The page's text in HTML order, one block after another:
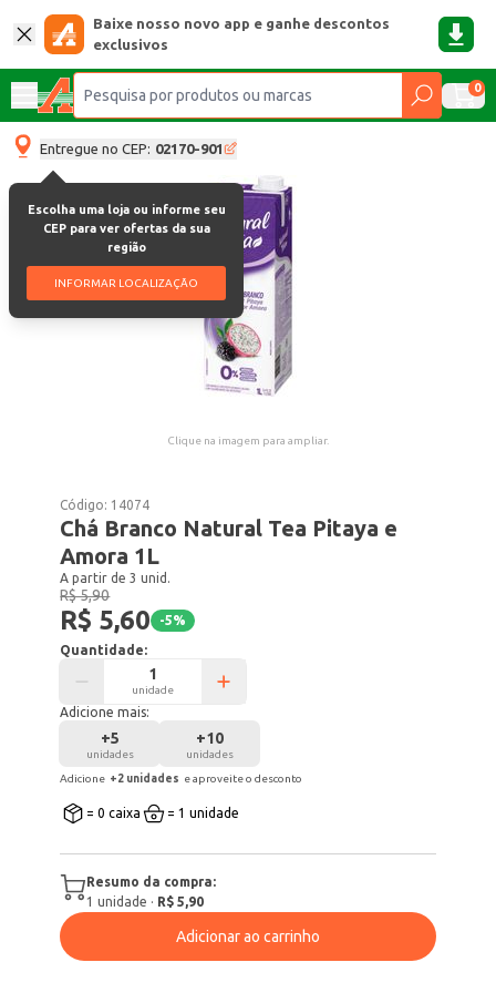
Baixe nosso novo app e ganhe descontos
exclusivos
0
Entregue no CEP: 02170-901
Escolha uma loja ou informe seu
CEP para ver ofertas da sua
região
INFORMAR LOCALIZAÇÃO
Clique na imagem para ampliar.
Código: 14074
Chá Branco Natural Tea Pitaya e
Amora 1L
A partir de 3 unid.
R$ 5,90
R$ 5,60 -5%
Quantidade:
unidade
Adicione mais:
+5
unidades
+10
unidades
Adicione +2 unidades e aproveite o desconto
= 0 caixa = 1 unidade
Resumo da compra:
1 unidade · R$ 5,90
Adicionar ao carrinho